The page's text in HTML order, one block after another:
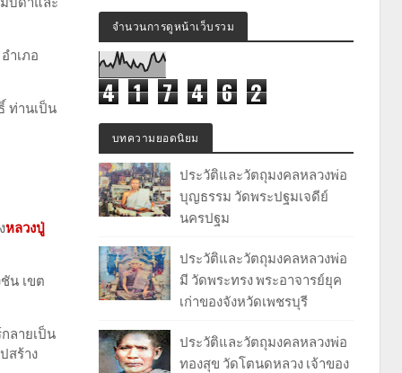
ำเภอ
ท่านเป็น
หลวงปู่
น เขต
ลายเป็น
สร้าง
จำนวนการดูหน้าเว็บรวม
4 1 7 4 6 2
บทความยอดนิยม
ประวัติและวัตถุมงคลหลวงพ่อ
บุญธรรม วัดพระปฐมเจดีย์
นครปฐม
ประวัติและวัตถุมงคลหลวงพ่อ
มี วัดพระทรง พระอาจารย์ยุค
เก่าของจังหวัดเพชรบุรี
ประวัติและวัตถุมงคลหลวงพ่อ
ทองสุข วัดโตนดหลวง เจ้าของ